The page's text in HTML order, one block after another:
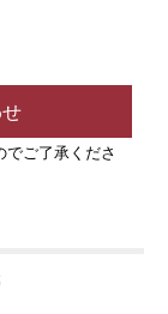
ご了承くださ